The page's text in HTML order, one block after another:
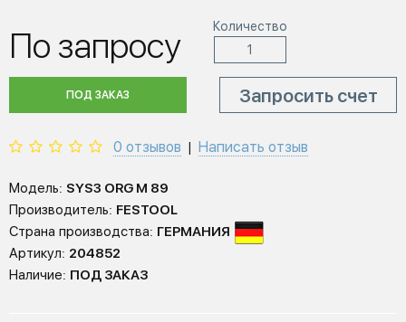
По запросу Количество
ПОД ЗАКАЗ Запросить счет
0 отзывов Написать отзыв
Модель: SYS3 ORG M 89
Производитель: FESTOOL
Страна производства: ГЕРМАНИЯ
Артикул: 204852
Наличие: ПОД ЗАКАЗ